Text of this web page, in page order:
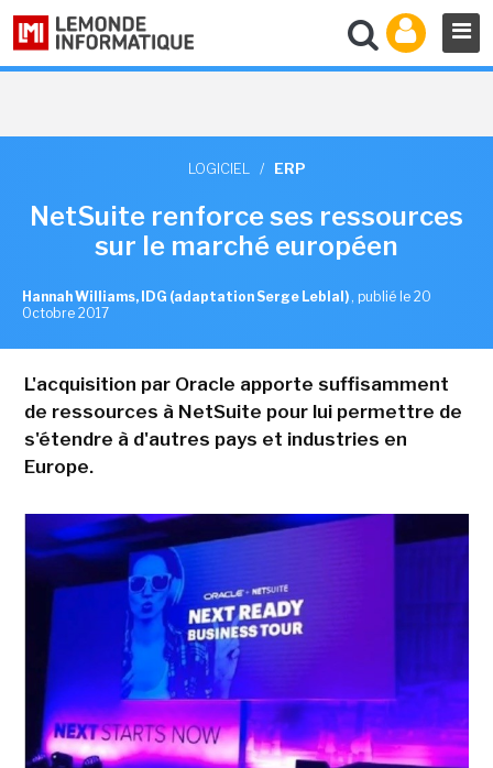
LOGICIEL / ERP
NetSuite renforce ses ressources
sur le marché européen
Hannah Williams, IDG (adaptation Serge Leblal) , publié le 20
Octobre 2017
L'acquisition par Oracle apporte suffisamment
de ressources à NetSuite pour lui permettre de
s'étendre à d'autres pays et industries en
Europe.